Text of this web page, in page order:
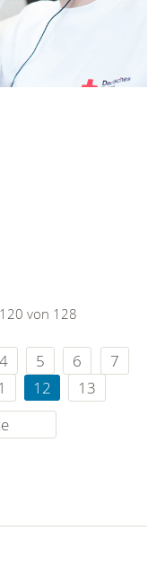
von 128
4 5 6
7
12
13